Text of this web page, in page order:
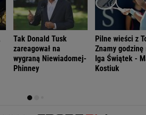
Tak Donald Tusk
zareagował na
wygraną Niewiadomej-
Phinney
Pilne wieści z
Znamy godzinę
Iga Świątek -
Kostiuk